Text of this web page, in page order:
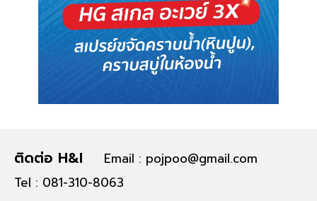
ติดต่อ H&I
Email : pojpoo@gmail.com
Tel : 081-310-8063